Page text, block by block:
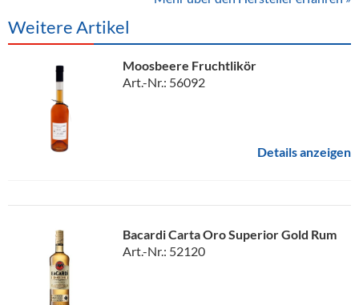
Weitere Artikel
Moosbeere Fruchtlikör
Art.-Nr.: 56092
Details anzeigen
Bacardi Carta Oro Superior Gold Rum
Art.-Nr.: 52120